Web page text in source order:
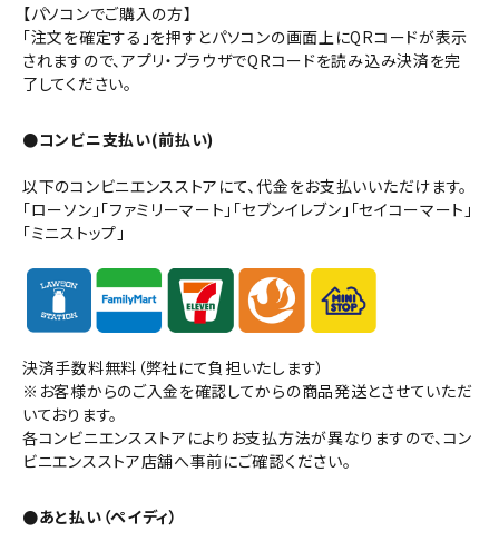
【パソコンでご購入の方】
「注文を確定する」を押すとパソコンの画面上にQRコードが表示
されますので、アプリ・ブラウザでQRコードを読み込み決済を完
了してください。
●コンビニ支払い(前払い)
以下のコンビニエンスストアにて、代金をお支払いいただけます。
「ローソン」「ファミリーマート」「セブンイレブン」「セイコーマート」
「ミニストップ」
決済手数料無料（弊社にて負担いたします）
※お客様からのご入金を確認してからの商品発送とさせていただ
いております。
各コンビニエンスストアによりお支払方法が異なりますので、コン
ビニエンスストア店舗へ事前にご確認ください。
●あと払い（ペイディ）